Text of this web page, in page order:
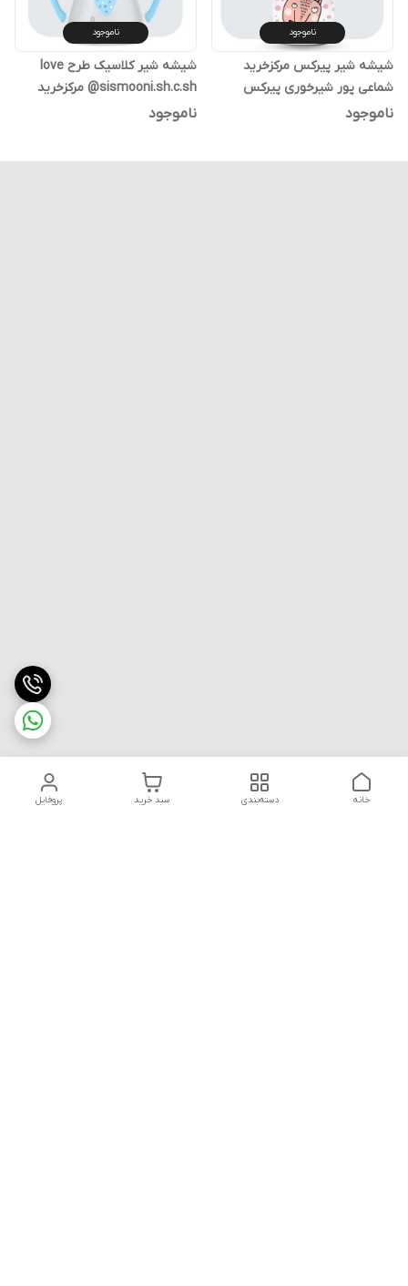
ناموجود
شیشه شیر پیرکس مرکزخرید
شماعی پور شیرخوری پیرکس
مناسب برای
ناموجود
ناموجود
شیشه شیر کلاسیک طرح love
@sismooni.sh.c.sh مرکزخرید
شماعی پور شیرخوری
ناموجود
پروفایل سبد خرید دسته‌بندی خانه